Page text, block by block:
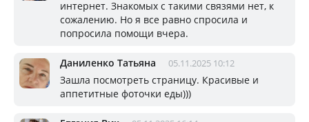
интернет. Знакомых с такими связями нет, к
сожалению. Но я все равно спросила и
попросила помощи вчера.
Даниленко Татьяна 05.11.2025 10:12
Зашла посмотреть страницу. Красивые и
аппетитные фоточки еды)))